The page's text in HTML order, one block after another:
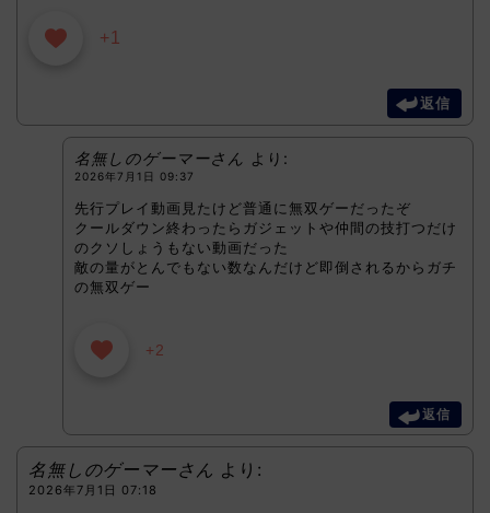
+1
返信
名無しのゲーマーさん より:
2026年7月1日 09:37
先行プレイ動画見たけど普通に無双ゲーだったぞ
クールダウン終わったらガジェットや仲間の技打つだけ
のクソしょうもない動画だった
敵の量がとんでもない数なんだけど即倒されるからガチ
の無双ゲー
+2
返信
名無しのゲーマーさん より:
2026年7月1日 07:18